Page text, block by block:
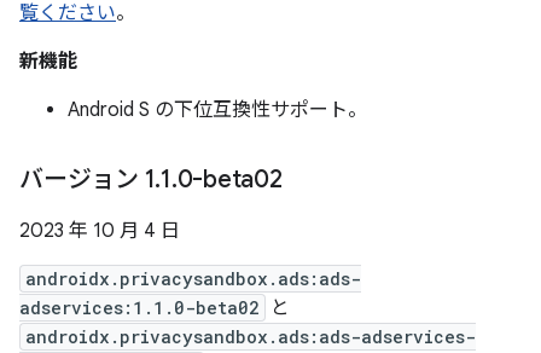
覧ください。
新機能
Android S の下位互換性サポート。
バージョン 1.1.0-beta02
2023 年 10 月 4 日
androidx.privacysandbox.ads:ads-
adservices:1.1.0-beta02
と
androidx.privacysandbox.ads:ads-adservices-